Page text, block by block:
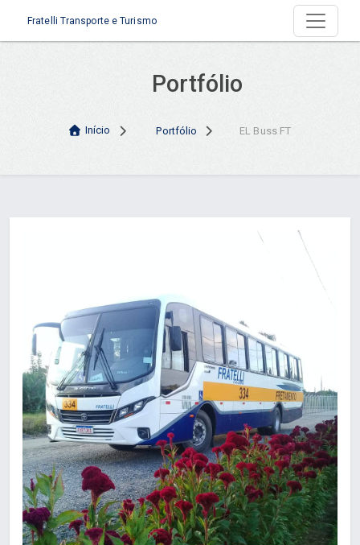
Fratelli Transporte e Turismo
Portfólio
Início Portfólio EL Buss FT